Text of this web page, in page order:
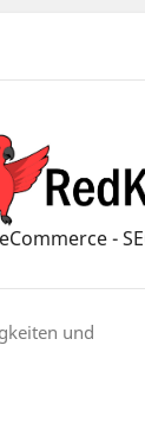
eCommerce -
und